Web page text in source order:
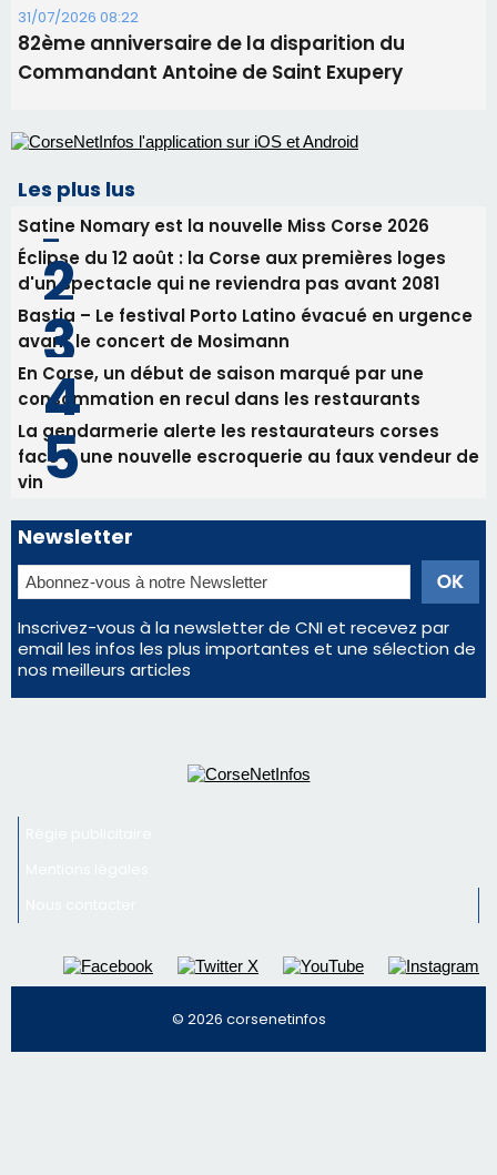
31/07/2026 08:22
82ème anniversaire de la disparition du
Commandant Antoine de Saint Exupery
Les plus lus
Satine Nomary est la nouvelle Miss Corse 2026
Éclipse du 12 août : la Corse aux premières loges
d'un spectacle qui ne reviendra pas avant 2081
Bastia – Le festival Porto Latino évacué en urgence
avant le concert de Mosimann
En Corse, un début de saison marqué par une
consommation en recul dans les restaurants
La gendarmerie alerte les restaurateurs corses
face à une nouvelle escroquerie au faux vendeur de
vin
Newsletter
Inscrivez-vous à la newsletter de CNI et recevez par
email les infos les plus importantes et une sélection de
nos meilleurs articles
© 2026 corsenetinfos